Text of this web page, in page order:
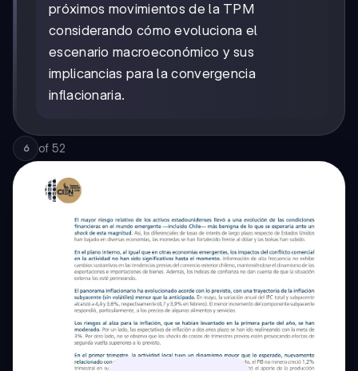
próximos movimientos de la TPM
considerando cómo evoluciona el
escenario macroeconómico y sus
implicancias para la convergencia
inflacionaria.
6 of 52